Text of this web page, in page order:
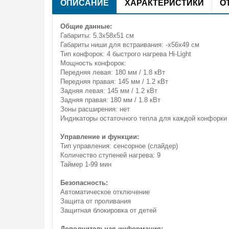
Общие данные:
Габариты: 5.3x58x51 см
Габариты ниши для встраивания: -х56x49 см
Тип конфорок: 4 быстрого нагрева Hi-Light
Мощность конфорок:
Передняя левая: 180 мм / 1.8 кВт
Передняя правая: 145 мм / 1.2 кВт
Задняя левая: 145 мм / 1.2 кВт
Задняя правая: 180 мм / 1.8 кВт
Зоны расширения: нет
Индикаторы остаточного тепла для каждой конфорки
Управление и функции:
Тип управления: сенсорное (слайдер)
Количество ступеней нагрева: 9
Таймер 1-99 мин
Безопасность:
Автоматическое отключение
Защита от проливания
Защитная блокировка от детей